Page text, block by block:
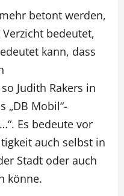
betont werden,
bedeutet,
kann, dass
Judith Rakers in
„DB Mobil“-
Es bedeute vor
auch selbst in
Stadt oder auch
könne.